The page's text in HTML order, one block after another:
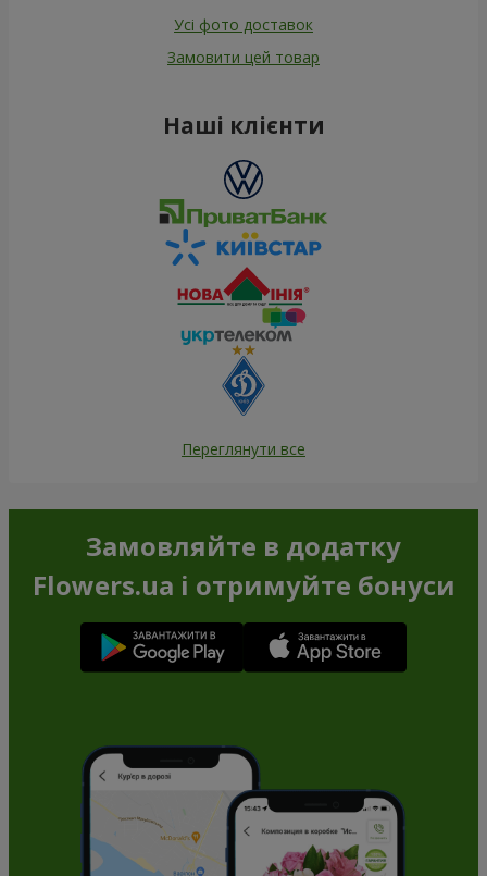
Усі фото доставок
Замовити цей товар
Наші клієнти
Переглянути все
Замовляйте в додатку
Flowers.ua і отримуйте бонуси